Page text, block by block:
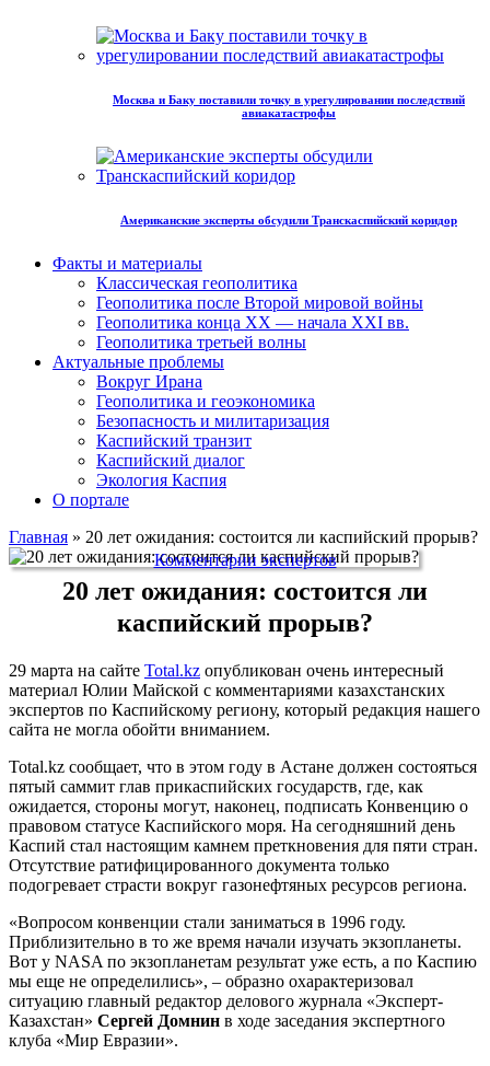
Москва и Баку поставили точку в урегулировании последствий
авиакатастрофы
Американские эксперты обсудили Транскаспийский коридор
Факты и материалы
Классическая геополитика
Геополитика после Второй мировой войны
Геополитика конца XX — начала XXI вв.
Геополитика третьей волны
Актуальные проблемы
Вокруг Ирана
Геополитика и геоэкономика
Безопасность и милитаризация
Каспийский транзит
Каспийский диалог
Экология Каспия
О портале
Главная » 20 лет ожидания: состоится ли каспийский прорыв?
Комментарии экспертов
20 лет ожидания: состоится ли
каспийский прорыв?
29 марта на сайте Total.kz опубликован очень интересный
материал Юлии Майской с комментариями казахстанских
экспертов по Каспийскому региону, который редакция нашего
сайта не могла обойти вниманием.
Total.kz сообщает, что в этом году в Астане должен состояться
пятый саммит глав прикаспийских государств, где, как
ожидается, стороны могут, наконец, подписать Конвенцию о
правовом статусе Каспийского моря. На сегодняшний день
Каспий стал настоящим камнем преткновения для пяти стран.
Отсутствие ратифицированного документа только
подогревает страсти вокруг газонефтяных ресурсов региона.
«Вопросом конвенции стали заниматься в 1996 году.
Приблизительно в то же время начали изучать экзопланеты.
Вот у NASA по экзопланетам результат уже есть, а по Каспию
мы еще не определились», – образно охарактеризовал
ситуацию главный редактор делового журнала «Эксперт-
Казахстан» Сергей Домнин в ходе заседания экспертного
клуба «Мир Евразии».